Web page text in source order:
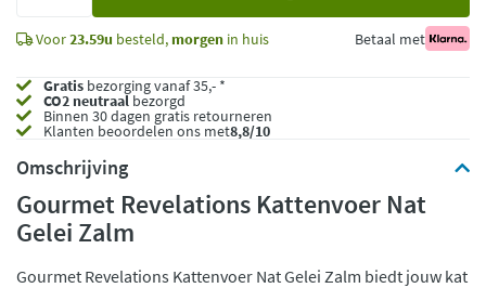
Voor23.59u besteld, morgen in huis Betaal met
Gratis bezorging vanaf 35,- *
CO2 neutraalbezorgd
Binnen 30 dagen gratis retourneren
Klanten beoordelen ons met8,8/10
Omschrijving
Gourmet Revelations Kattenvoer Nat
Gelei Zalm
Gourmet Revelations Kattenvoer Nat Gelei Zalm biedt jouw kat